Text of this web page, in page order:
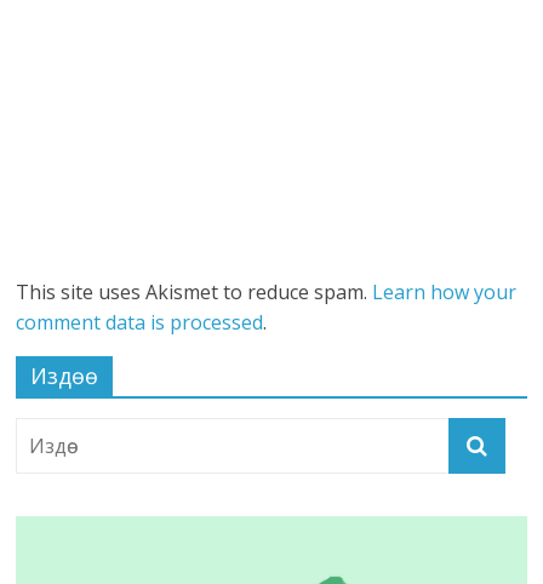
This site uses Akismet to reduce spam. Learn how your
comment data is processed.
Издөө